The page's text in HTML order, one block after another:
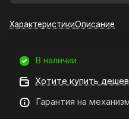
ХарактеристикиОписание
В наличии
Хотите купить
Гарантия на